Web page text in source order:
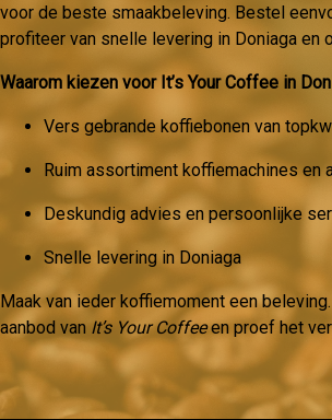
voor de beste smaakbeleving. Bestel
profiteer van snelle levering in Doniaga en
Waarom kiezen voor It’s Your Coffee in
Vers gebrande koffiebonen van
Ruim assortiment koffiemachines en
Deskundig advies en persoonlijke
Snelle levering in Doniaga
Maak van ieder koffiemoment een
aanbod van It’s Your Coffeeen proef het